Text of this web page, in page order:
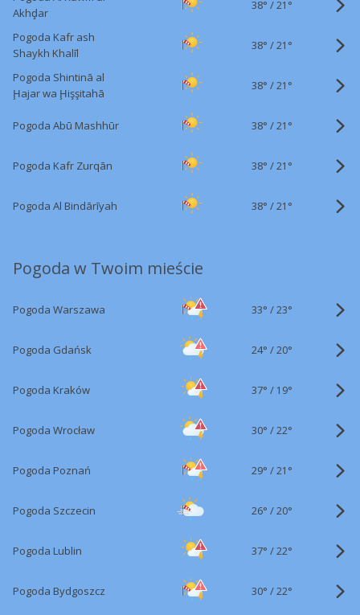
Akhḑar
38° /21°
Pogoda Kafr ash
Shaykh Khalīl
38° /21°
Pogoda Shintinā al
Ḩajar wa Ḩişşitahā
38° /21°
Pogoda Abū Mashhūr 38° /21°
Pogoda Kafr Zurqān 38° /21°
Pogoda Al Bindārīyah 38° /21°
Pogoda w Twoim mieście
Pogoda Warszawa 33° /23°
Pogoda Gdańsk 24° /20°
Pogoda Kraków 37° / 19°
Pogoda Wrocław 30° /22°
Pogoda Poznań 29° /21°
Pogoda Szczecin 26° /20°
Pogoda Lublin 37° /22°
Pogoda Bydgoszcz 30° /22°